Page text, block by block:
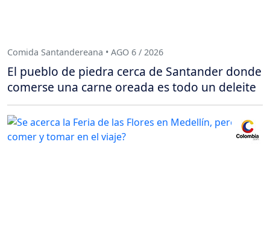
Comida Santandereana • AGO 6 / 2026
El pueblo de piedra cerca de Santander donde
comerse una carne oreada es todo un deleite